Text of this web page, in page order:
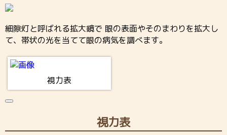
細隙灯と呼ばれる拡大鏡で 眼の表面やそのまわりを拡大し
て、帯状の光を当てて眼の病気を調べます。
視力表
視力表